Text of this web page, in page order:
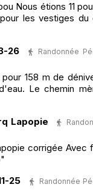
Nous étions 11
les vestiges du
26
Randonnée
158 m de
Le chemin
Lapopie
corrigée
25
Randonnée